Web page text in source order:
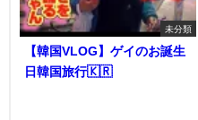
未分類
【韓国VLOG】ゲイのお誕生
日韓国旅行🇰🇷